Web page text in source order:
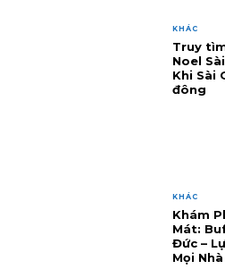
KHÁC
Truy
Noel
Khi Sài
đông
KHÁC
Khám
Mát:
Đức –
Mọi Nhà